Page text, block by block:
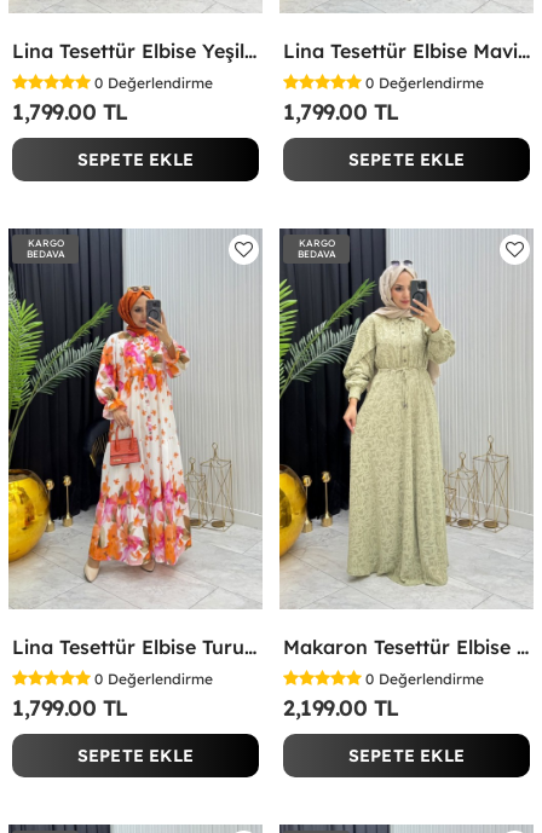
Lina Tesettür Elbise Yeşil Yeşil
0 Değerlendirme
1,799.00 TL
SEPETE EKLE
Lina Tesettür Elbise Mavi Mavi
0 Değerlendirme
1,799.00 TL
SEPETE EKLE
KARGO
BEDAVA
Lina Tesettür Elbise Turuncu Turuncu
0 Değerlendirme
1,799.00 TL
SEPETE EKLE
KARGO
BEDAVA
Makaron Tesettür Elbise Yeşil Yeşil
0 Değerlendirme
2,199.00 TL
SEPETE EKLE